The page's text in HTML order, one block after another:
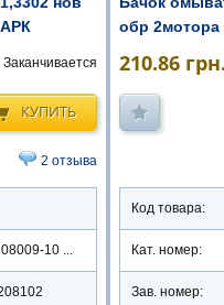
Заканчивается
КУПИТЬ
2 отзыва
10 ...
обр
210.86 грн.
Код товара:
Кат. номер:
Зав. номер: